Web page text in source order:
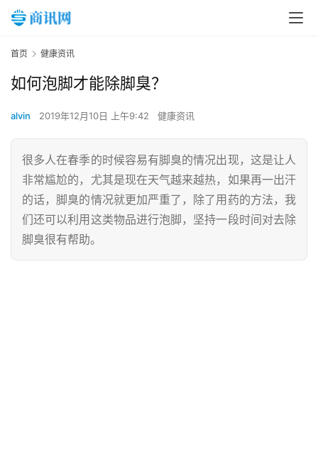
首页 健康资讯
如何泡脚才能除脚臭？
alvin 2019年12月10日 上午9:42 健康资讯
很多人在春季的时候容易有脚臭的情况出现，这是让人
非常尴尬的，尤其是现在天气越来越热，如果再一出汗
的话，脚臭的情况就更加严重了，除了用药的方法，我
们还可以利用这类物品进行泡脚，坚持一段时间对去除
脚臭很有帮助。